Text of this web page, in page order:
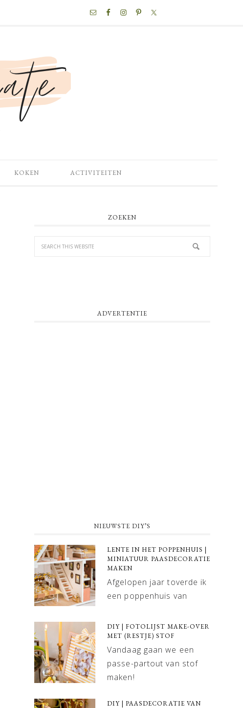
KOKEN ACTIVITEITEN
ZOEKEN
ADVERTENTIE
NIEUWSTE DIY’S
LENTE IN HET POPPENHUIS |
MINIATUUR PAASDECORATIE
MAKEN
Afgelopen jaar toverde ik
een poppenhuis van
DIY | FOTOLIJST MAKE-OVER
MET (RESTJE) STOF
Vandaag gaan we een
passe-partout van stof
maken!
DIY | PAASDECORATIE VAN